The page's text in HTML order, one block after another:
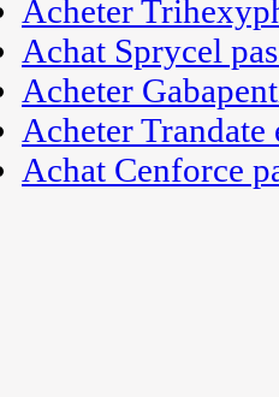
Acheter
Achat Sprycel
Acheter
Acheter
Achat Cenforce